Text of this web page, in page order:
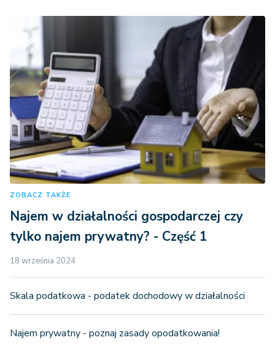
ZOBACZ TAKŻE
Najem w działalności gospodarczej czy
tylko najem prywatny? - Część 1
18 września 2024
Skala podatkowa - podatek dochodowy w działalności
Najem prywatny - poznaj zasady opodatkowania!